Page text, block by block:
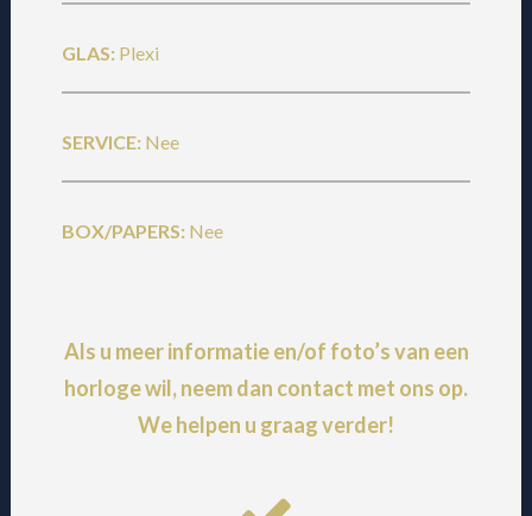
GLAS:Plexi
SERVICE:Nee
BOX/PAPERS:Nee
Als u meer informatie en/of foto’s van een
horloge wil, neem dan contact met ons op.
We helpen u graag verder!